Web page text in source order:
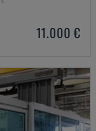
11.000 €